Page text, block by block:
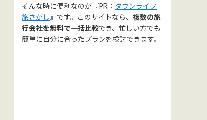
そんな時に便利なのが『PR： タウンライフ
旅さがし 』です。このサイトなら、 複数の旅
行会社を無料で一括比較でき、忙しい方でも
簡単に自分に合ったプランを検討できます。